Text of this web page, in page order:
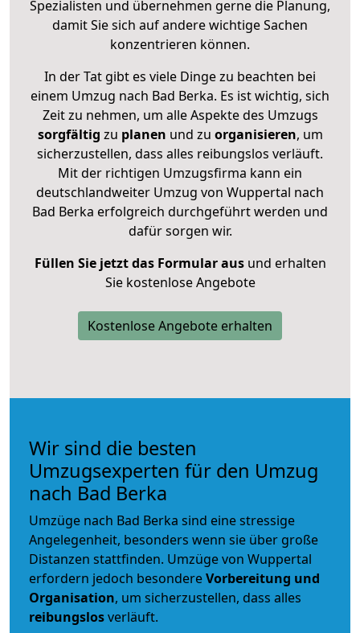
Spezialisten und übernehmen gerne die Planung,
damit Sie sich auf andere wichtige Sachen
konzentrieren können.
In der Tat gibt es viele Dinge zu beachten bei
einem Umzug nach Bad Berka. Es ist wichtig, sich
Zeit zu nehmen, um alle Aspekte des Umzugs
sorgfältig zu planen und zu organisieren, um
sicherzustellen, dass alles reibungslos verläuft.
Mit der richtigen Umzugsfirma kann ein
deutschlandweiter Umzug von Wuppertal nach
Bad Berka erfolgreich durchgeführt werden und
dafür sorgen wir.
Füllen Sie jetzt das Formular ausund erhalten
Sie kostenlose Angebote
Kostenlose Angebote erhalten
Wir sind die besten
Umzugsexperten für den Umzug
nach Bad Berka
Umzüge nach Bad Berka sind eine stressige
Angelegenheit, besonders wenn sie über große
Distanzen stattfinden. Umzüge von Wuppertal
erfordern jedoch besondereVorbereitung und
Organisation, um sicherzustellen, dass alles
reibungslosverläuft.